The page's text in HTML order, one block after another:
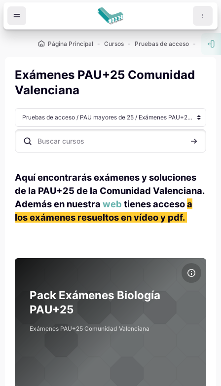
Página Principal Cursos Pruebas de acceso PAU
Exámenes PAU+25 Comunidad
Valenciana
Categorías
Buscar cursos Buscar
Aquí encontrarás exámenes y soluciones
de la PAU+25 de la Comunidad Valenciana.
Además en nuestra web tienes accesoa
los exámenes resueltos en vídeo y pdf.
Archivos del resumen del curso Pack Exámenes Biología
Archivos del resumen del curso
Nombre del curso
Pack Exámenes Biología
PAU+25
Exámenes PAU+25 Comunidad Valenciana